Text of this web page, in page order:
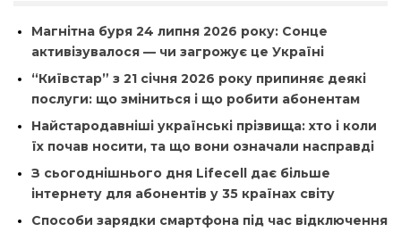
Магнітна буря 24 липня 2026 року: Сонце
активізувалося — чи загрожує це Україні
“Київстар” з 21 січня 2026 року припиняє деякі
послуги: що зміниться і що робити абонентам
Найстародавніші українські прізвища: хто і коли
їх почав носити, та що вони означали насправді
З сьогоднішнього дня Lifecell дає більше
інтернету для абонентів у 35 країнах світу
Способи зарядки смартфона під час відключення